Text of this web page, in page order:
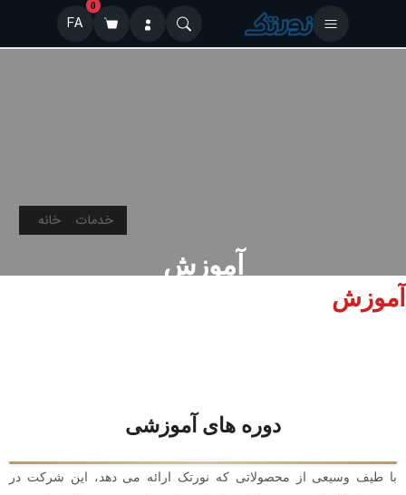
0
FA
خانه خدمات
آموزش
آموزش
دوره های آموزشی
با طیف وسیعی از محصولاتی که نورتک ارائه می دهد، این شرکت در